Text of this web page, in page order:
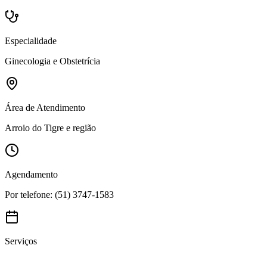
Especialidade
Ginecologia e Obstetrícia
Área de Atendimento
Arroio do Tigre e região
Agendamento
Por telefone: (51) 3747-1583
Serviços